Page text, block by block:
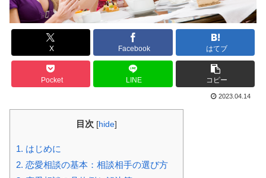
X Facebook はてブ
Pocket LINE コピー
2023.04.14
目次 [hide]
1. はじめに
2. 恋愛相談の基本：相談相手の選び方